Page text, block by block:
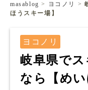
masablog > ヨコノリ >
ほうスキー場】
ヨコノリ
岐阜県で
なら【めい